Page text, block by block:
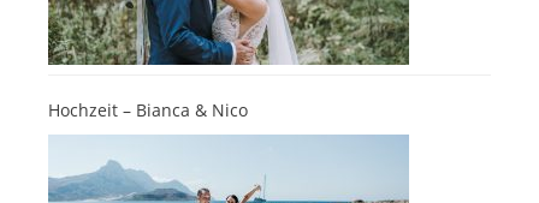
Hochzeit – Bianca & Nico